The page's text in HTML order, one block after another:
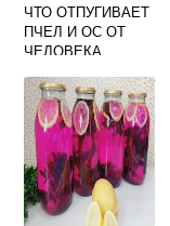
ЧТО ОТПУГИВАЕТ
ПЧЕЛ И ОС ОТ
ЧЕЛОВЕКА